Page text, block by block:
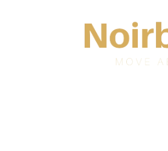
Skip to main content